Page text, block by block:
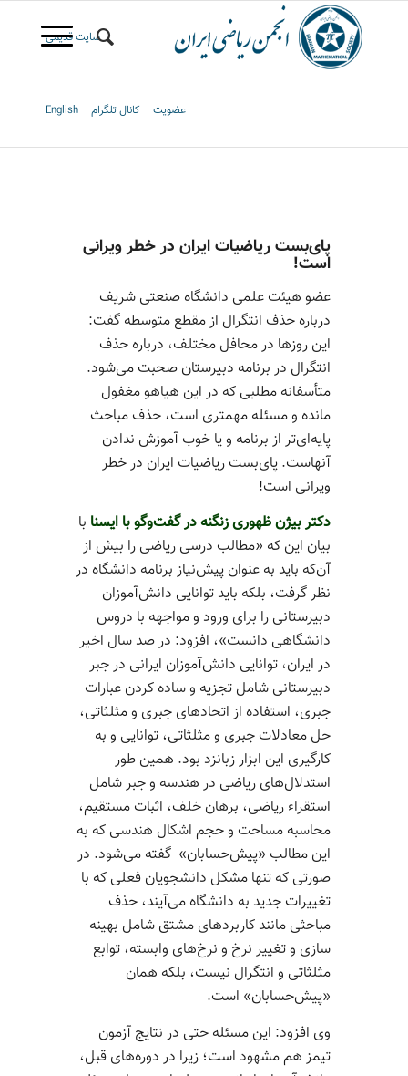
سایت قدیمی
عضویت کانال تلگرام English
پای‌بست ریاضیات ایران در خطر ویرانی
است!
عضو هیئت‌ علمی دانشگاه صنعتی شریف
درباره حذف انتگرال از مقطع متوسطه گفت:
این روزها در محافل مختلف، درباره حذف
انتگرال در برنامه دبیرستان صحبت می‌شود.
متأسفانه مطلبی که در این هیاهو مغفول
مانده و مسئله مهمتری است، حذف مباحث
پایه‌ای‌تر از برنامه و یا خوب آموزش ندادن
آنهاست. پای‌بست ریاضیات ایران در خطر
ویرانی است!
دکتر بیژن ظهوری زنگنه در گفت‌وگو با ایسنا با
بیان این که «مطالب درسی ریاضی را بیش از
آن‌که باید به عنوان پیش‌نیاز برنامه دانشگاه در
نظر گرفت، بلکه باید توانایی دانش‌­آموزان
دبیرستانی را برای ورود و مواجهه با دروس
دانشگاهی دانست»، افزود: در صد سال اخیر
در ایران، توانایی دانش‌آموزان ایرانی در جبر
دبیرستانی شامل تجزیه و ساده کردن عبارات
جبری، استفاده از اتحادهای جبری و مثلثاتی،
حل معادلات جبری و مثلثاتی، توانایی و به­‌
کارگیری این ابزار زبانزد بود. همین طور
استدلال‌های ریاضی در هندسه و جبر شامل
استقراء ریاضی، برهان خلف، اثبات مستقیم،
محاسبه مساحت و حجم اشکال هندسی که به
این مطالب «پیش‌­حسابان» گفته می‌­شود. در
صورتی که تنها مشکل دانشجویان فعلی که با
تغییرات جدید به دانشگاه می‌آیند، حذف
مباحثی مانند کاربردهای مشتق شامل بهینه­‌
سازی و تغییر نرخ و نرخ‌های وابسته، توابع
مثلثاتی و انتگرال نیست، بلکه همان
«پیش‌حسابان» است.
وی افزود: این مسئله حتی در نتایج آزمون
تیمز هم مشهود است؛ زیرا در دوره‌­های قبل،